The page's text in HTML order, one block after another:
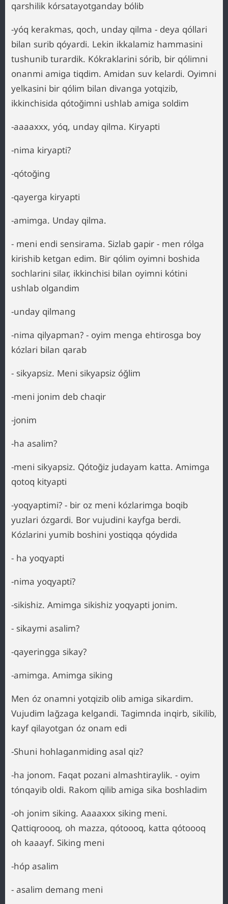
qarshilik kórsatayotganday bólib
-yóq kerakmas, qoch, unday qilma - deya qóllari
bilan surib qóyardi. Lekin ikkalamiz hammasini
tushunib turardik. Kókraklarini sórib, bir qólimni
onanmi amiga tiqdim. Amidan suv kelardi. Oyimni
yelkasini bir qólim bilan divanga yotqizib,
ikkinchisida qótoğimni ushlab amiga soldim
-aaaaxxx, yóq, unday qilma. Kiryapti
-nima kiryapti?
-qótoğing
-qayerga kiryapti
-amimga. Unday qilma.
- meni endi sensirama. Sizlab gapir - men rólga
kirishib ketgan edim. Bir qólim oyimni boshida
sochlarini silar, ikkinchisi bilan oyimni kótini
ushlab olgandim
-unday qilmang
-nima qilyapman? - oyim menga ehtirosga boy
kózlari bilan qarab
- sikyapsiz. Meni sikyapsiz óğlim
-meni jonim deb chaqir
-jonim
-ha asalim?
-meni sikyapsiz. Qótoğiz judayam katta. Amimga
qotoq kityapti
-yoqyaptimi? - bir oz meni kózlarimga boqib
yuzlari ózgardi. Bor vujudini kayfga berdi.
Kózlarini yumib boshini yostiqqa qóydida
- ha yoqyapti
-nima yoqyapti?
-sikishiz. Amimga sikishiz yoqyapti jonim.
- sikaymi asalim?
-qayeringga sikay?
-amimga. Amimga siking
Men óz onamni yotqizib olib amiga sikardim.
Vujudim lağzaga kelgandi. Tagimnda inqirb, sikilib,
kayf qilayotgan óz onam edi
-Shuni hohlaganmiding asal qiz?
-ha jonom. Faqat pozani almashtiraylik. - oyim
tónqayib oldi. Rakom qilib amiga sika boshladim
-oh jonim siking. Aaaaxxx siking meni.
Qattiqroooq, oh mazza, qótoooq, katta qótoooq
oh kaaayf. Siking meni
-hóp asalim
- asalim demang meni